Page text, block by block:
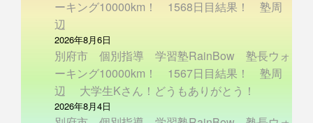
ーキング10000km！ 1568日目結果！ 塾周
辺
2026年8月6日
別府市 個別指導 学習塾RainBow 塾長ウォ
ーキング10000km！ 1567日目結果！ 塾周
辺 大学生Kさん！どうもありがとう！
2026年8月4日